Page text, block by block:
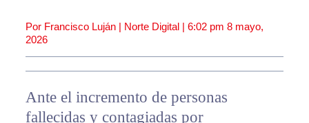
Por Francisco Luján | Norte Digital | 6:02 pm 8 mayo,
2026
Ante el incremento de personas
fallecidas y contagiadas por